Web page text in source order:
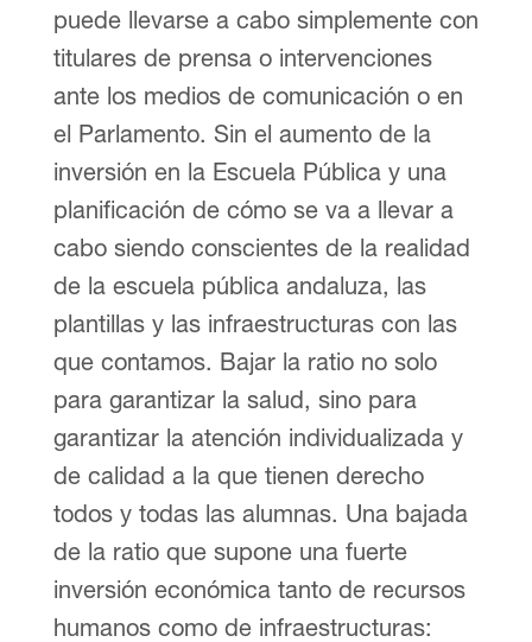
puede llevarse a cabo simplemente con
titulares de prensa o intervenciones
ante los medios de comunicación o en
el Parlamento. Sin el aumento de la
inversión en la Escuela Pública y una
planificación de cómo se va a llevar a
cabo siendo conscientes de la realidad
de la escuela pública andaluza, las
plantillas y las infraestructuras con las
que contamos. Bajar la ratio no solo
para garantizar la salud, sino para
garantizar la atención individualizada y
de calidad a la que tienen derecho
todos y todas las alumnas. Una bajada
de la ratio que supone una fuerte
inversión económica tanto de recursos
humanos como de infraestructuras: